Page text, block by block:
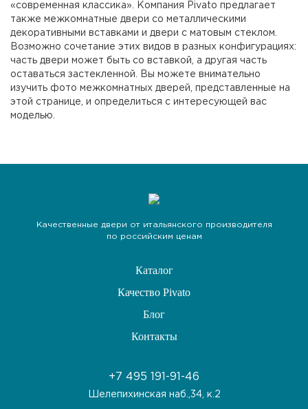
«современная классика». Компания Pivato предлагает
также межкомнатные двери со металлическими
декоративными вставками и двери с матовым стеклом.
Возможно сочетание этих видов в разных конфигурациях:
часть двери может быть со вставкой, а другая часть
оставаться застекленной. Вы можете внимательно
изучить фото межкомнатных дверей, представленные на
этой странице, и определиться с интересующей вас
моделью.
Качественные двери от итальянского производителя
по российским ценам
Каталог
Качество Pivato
Блог
Контакты
+7 495 191-91-46
Шелепихинская наб.,34, к.2